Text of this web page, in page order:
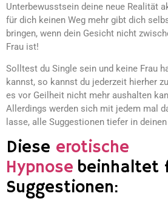
Unterbewusstsein deine neue Realität
für dich keinen Weg mehr gibt dich
bringen, wenn dein Gesicht nicht
Frau ist!
Solltest du Single sein und keine Frau
kannst, so kannst du jederzeit hierher
es vor Geilheit nicht mehr aushalten
Allerdings werden sich mit jedem mal
lasse, alle Suggestionen tiefer in
Diese erotische
Hypnose beinhaltet
Suggestionen: